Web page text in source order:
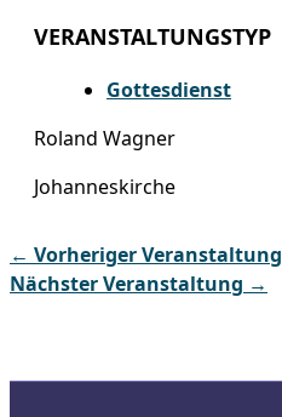
VERANSTALTUNGSTYP
Gottesdienst
Roland Wagner
Johanneskirche
← Vorheriger Veranstaltung
Nächster Veranstaltung →